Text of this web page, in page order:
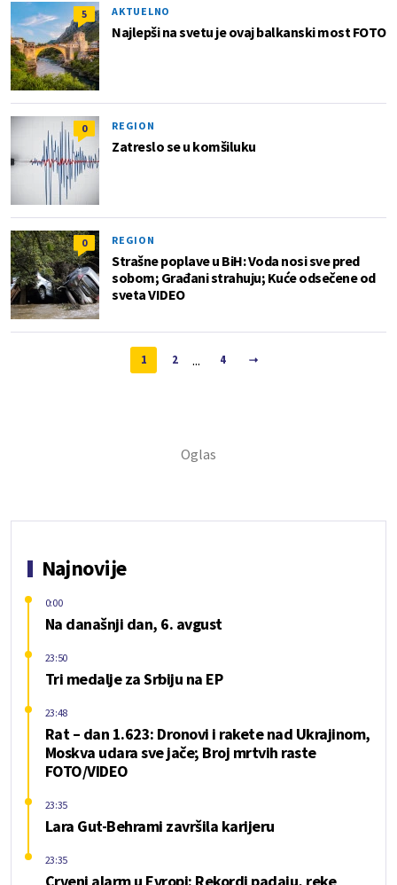
5 AKTUELNO
Najlepši na svetu je ovaj balkanski most FOTO
0 REGION
Zatreslo se u komšiluku
0 REGION
Strašne poplave u BiH: Voda nosi sve pred
sobom; Građani strahuju; Kuće odsečene od
sveta VIDEO
1 2 ... 4
Najnovije
Na današnji dan, 6. avgust
0:00
Tri medalje za Srbiju na EP
23:50
Rat – dan 1.623: Dronovi i rakete nad Ukrajinom,
Moskva udara sve jače; Broj mrtvih raste
FOTO/VIDEO
23:48
Lara Gut-Behrami završila karijeru
23:35
23:35